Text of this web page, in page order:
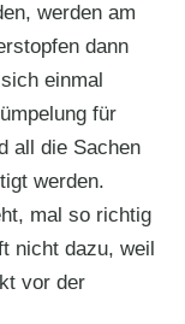
werden am
dann
einmal
für
all die Sachen
werden.
mal so richtig
nicht dazu, weil
vor der